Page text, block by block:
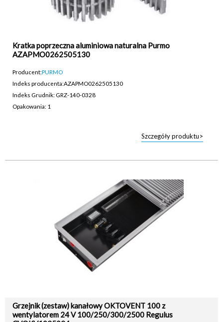
Kratka poprzeczna aluminiowa naturalna Purmo
AZAPMO0262505130
Producent:PURMO
Indeks producenta:AZAPMO0262505130
Indeks Grudnik: GRZ-140-0328
Opakowania: 1
Szczegóły produktu>
Grzejnik (zestaw) kanałowy OKTOVENT 100 z
wentylatorem 24 V 100/250/300/2500 Regulus